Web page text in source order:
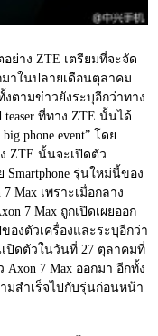
ย่าง ZTE เตรียมที่จะจัด
มาในปลายเดือนตุลาคม
ตามข่าวยังระบุอีกว่าทาง
ที่ทาง ZTE นั้นได้
phone event” โดย
ZTE นั้นจะเปิดตัว
รุ่นใหม่นี้ของ
Max เพราะเมื่อกลาง
7 Max ถูกเปิดเผยออก
องตัวเครื่องและระบุอีกว่า
ปิดตัวในวันที่ 27 ตุลาคมที่
7 Max ออกมา อีกทั้ง
มสำเร็จไปกับรุ่นก่อนหน้า